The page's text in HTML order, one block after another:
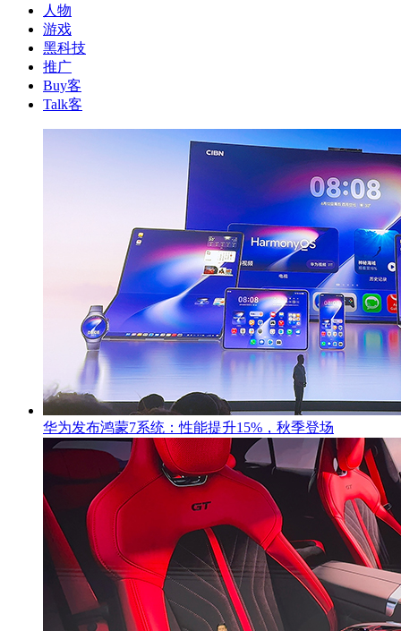
人物
游戏
黑科技
推广
Buy客
Talk客
华为发布鸿蒙7系统：性能提升15%，秋季登场